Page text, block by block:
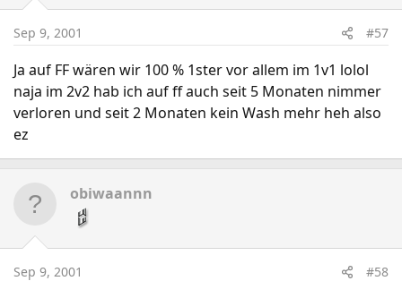
Sep 9, 2001 #57
Ja auf FF wären wir 100 % 1ster vor allem im 1v1 lolol
naja im 2v2 hab ich auf ff auch seit 5 Monaten nimmer
verloren und seit 2 Monaten kein Wash mehr heh also
ez
obiwaannn
Sep 9, 2001 #58